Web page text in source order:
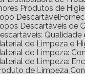
Produtos de
Descartável
Descartáveis de
Qualidade
de Limpeza e
de Limpeza:
de Limpeza:
de Limpeza